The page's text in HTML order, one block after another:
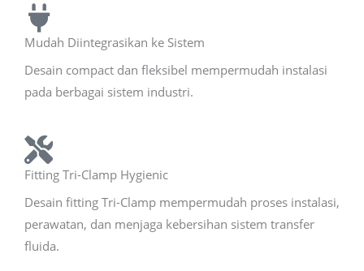
Mudah Diintegrasikan ke Sistem
Desain compact dan fleksibel mempermudah instalasi
pada berbagai sistem industri.
Fitting Tri-Clamp Hygienic
Desain fitting Tri-Clamp mempermudah proses instalasi,
perawatan, dan menjaga kebersihan sistem transfer
fluida.